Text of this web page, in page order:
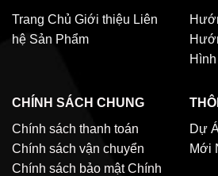
Trang Chủ Giới thiệu Liên
hệ Sản Phẩm
CHÍNH SÁCH CHUNG
Chính sách thanh toán
Chính sách vận chuyển
Chính sách bảo mật Chính
Dự
Mới